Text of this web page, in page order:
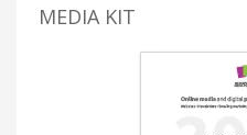
MEDIA KIT